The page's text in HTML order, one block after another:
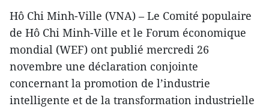
Hô Chi Minh-Ville (VNA) – Le Comité populaire
de Hô Chi Minh-Ville et le Forum économique
mondial (WEF) ont publié mercredi 26
novembre une déclaration conjointe
concernant la promotion de l’industrie
intelligente et de la transformation industrielle